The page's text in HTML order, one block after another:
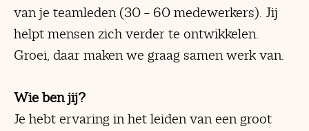
van je teamleden (30 – 60 medewerkers). Jij
helpt mensen zich verder te ontwikkelen.
Groei, daar maken we graag samen werk van.
Wie ben jij?
Je hebt ervaring in het leiden van een groot